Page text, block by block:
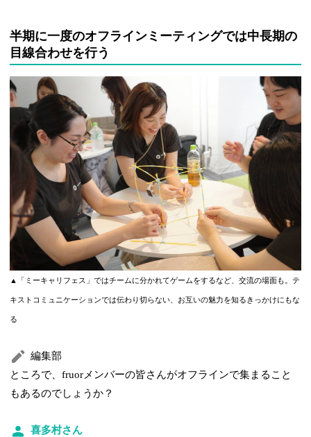
半期に一度のオフラインミーティングでは中長期の
目線合わせを行う
▲「ミーキャリフェス」ではチームに分かれてゲームをするなど、交流の場面も。テ
キストコミュニケーションでは伝わり切らない、お互いの魅力を知るきっかけにもな
る
編集部
ところで、fruorメンバーの皆さんがオフラインで集まること
もあるのでしょうか？
喜多村さん